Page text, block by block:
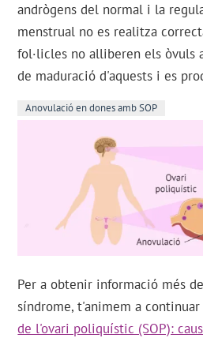
andrògens del normal i la
menstrual no es realitza
fol·licles no alliberen els òvuls
de maduració d'aquests i es
Anovulació en dones amb SOP
Per a obtenir informació més
síndrome, t'animem a
de l'ovari poliquístic (SOP):